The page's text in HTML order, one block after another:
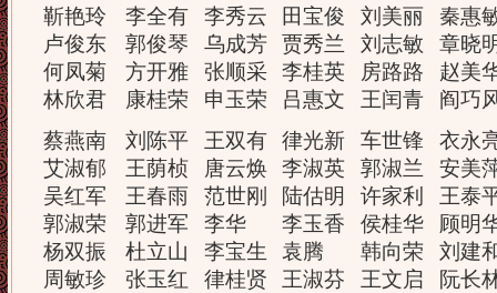
靳艳玲
卢俊东
何凤菊
林欣君
李全有
郭俊琴
方开雅
康桂荣
李秀云
乌成芳
张顺采
申玉荣
田宝俊
贾秀兰
李桂英
吕惠文
刘美丽
刘志敏
房路路
王闰青
秦惠
章晓
赵美
阎巧
蔡燕南
艾淑郁
吴红军
郭淑荣
杨双振
周敏珍
刘陈平
王荫桢
王春雨
郭进军
杜立山
张玉红
王双有
唐云焕
范世刚
李华
李宝生
律桂贤
律光新
李淑英
陆估明
李玉香
袁腾
王淑芬
车世锋
郭淑兰
许家利
侯桂华
韩向荣
王文启
衣永
安美
王泰
顾明
刘建
阮长